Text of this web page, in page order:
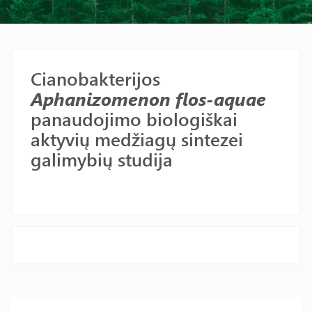
Cianobakterijos
Aphanizomenon flos-aquae
panaudojimo biologiškai
aktyvių medžiagų sintezei
galimybių studija